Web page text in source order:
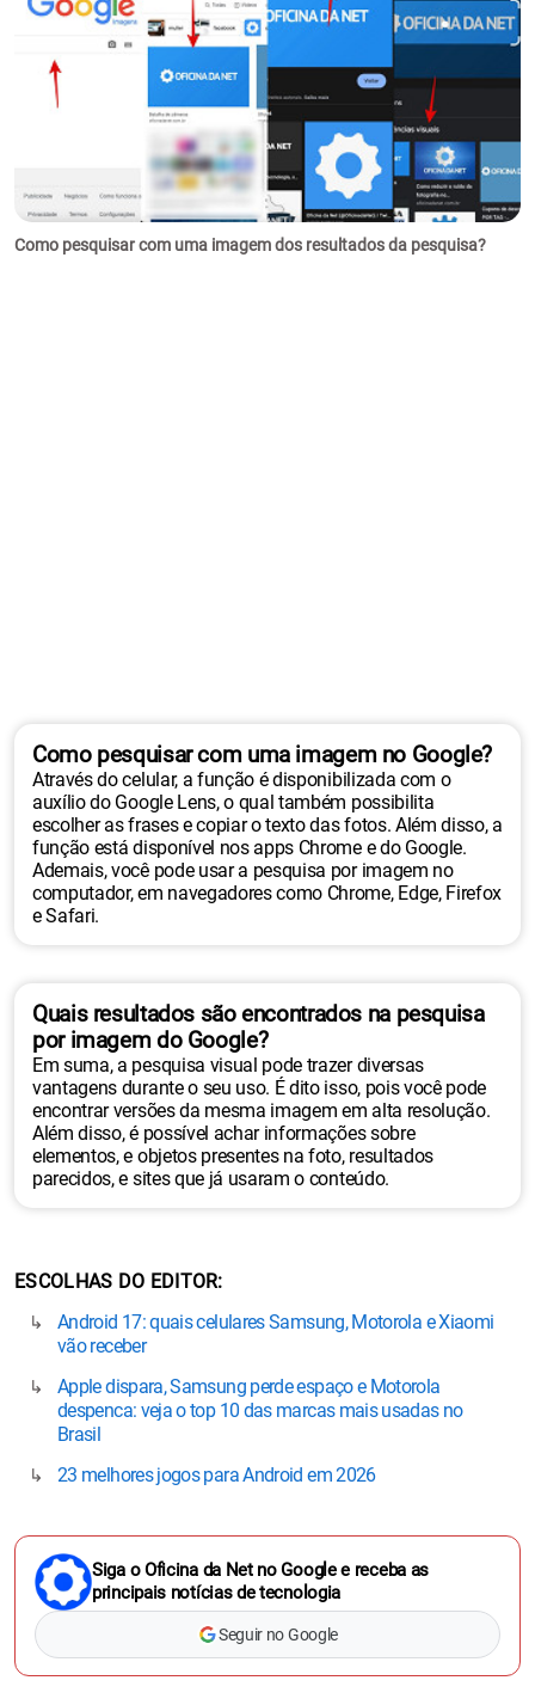
Como pesquisar com uma imagem dos resultados da pesquisa?
Como pesquisar com uma imagem no Google?
Através do celular, a função é disponibilizada com o
auxílio do Google Lens, o qual também possibilita
escolher as frases e copiar o texto das fotos. Além disso, a
função está disponível nos apps Chrome e do Google.
Ademais, você pode usar a pesquisa por imagem no
computador, em navegadores como Chrome, Edge, Firefox
e Safari.
Quais resultados são encontrados na pesquisa
por imagem do Google?
Em suma, a pesquisa visual pode trazer diversas
vantagens durante o seu uso. É dito isso, pois você pode
encontrar versões da mesma imagem em alta resolução.
Além disso, é possível achar informações sobre
elementos, e objetos presentes na foto, resultados
parecidos, e sites que já usaram o conteúdo.
ESCOLHAS DO EDITOR
Android 17: quais celulares Samsung, Motorola e Xiaomi
vão receber
Apple dispara, Samsung perde espaço e Motorola
despenca: veja o top 10 das marcas mais usadas no
Brasil
23 melhores jogos para Android em 2026
Siga o Oficina da Net no Google e receba as
principais notícias de tecnologia
Seguir no Google